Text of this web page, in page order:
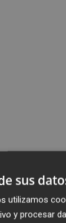
sus
utilizamos
y procesar